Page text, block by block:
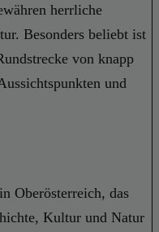
herrliche
Besonders beliebt ist
von knapp
und
Oberösterreich, das
Kultur und Natur